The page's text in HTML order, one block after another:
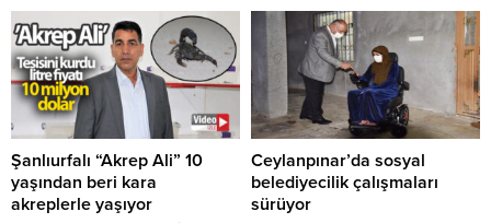
Şanlıurfalı “Akrep Ali” 10
yaşından beri kara
akreplerle yaşıyor
Ceylanpınar’da sosyal
belediyecilik çalışmaları
sürüyor